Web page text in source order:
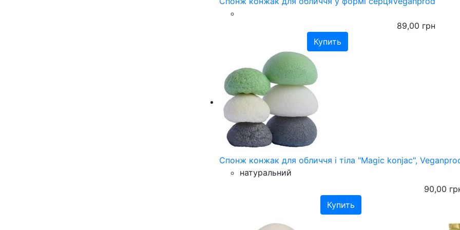
89,00 грн
Спонж конжак для обличчя і тіла "Magic konjac",
натуральний
90,00